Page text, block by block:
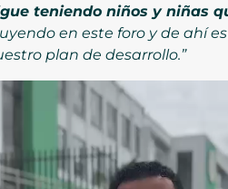
teniendo niños y niñas
en este foro y de ahí
plan de desarrollo.”